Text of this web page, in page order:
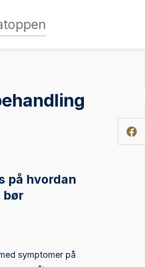
på hvordan
bør
symptomer på